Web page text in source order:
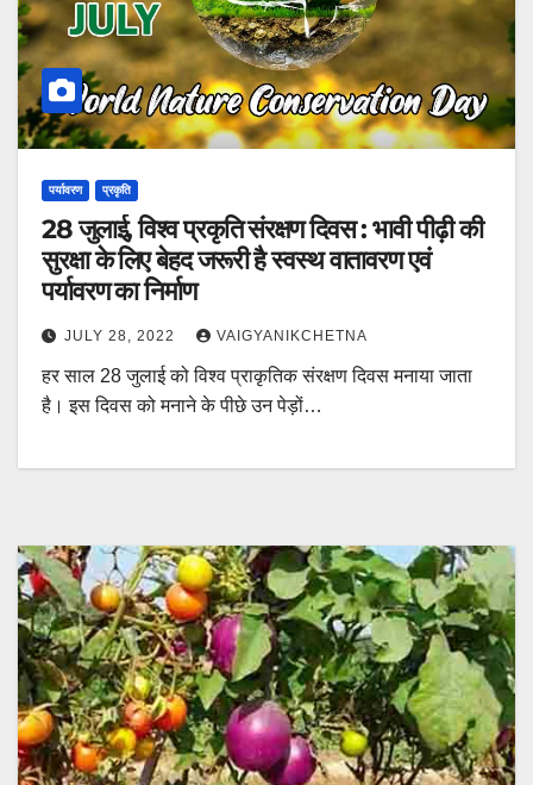
पर्यावरण प्रकृति
28 जुलाई, विश्व प्रकृति संरक्षण दिवस : भावी पीढ़ी की
सुरक्षा के लिए बेहद जरूरी है स्वस्थ वातावरण एवं
पर्यावरण का निर्माण
JULY 28, 2022 VAIGYANIKCHETNA
हर साल 28 जुलाई को विश्व प्राकृतिक संरक्षण दिवस मनाया जाता
है। इस दिवस को मनाने के पीछे उन पेड़ों…